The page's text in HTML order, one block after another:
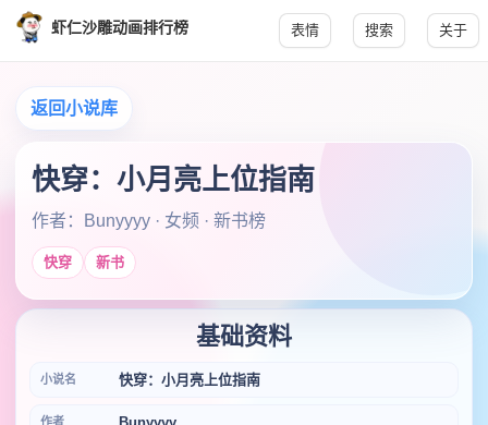
虾仁沙雕动画排行榜 表情 搜索 关于
返回小说库
快穿：小月亮上位指南
作者：Bunyyyy · 女频 · 新书榜
快穿 新书
基础资料
小说名 快穿：小月亮上位指南
作者